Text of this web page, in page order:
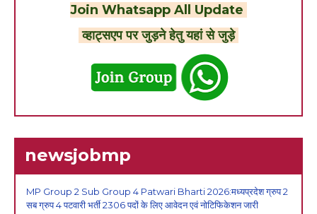
Join Whatsapp All Update
व्हाट्सएप पर जुड़ने हेतु यहां से जुड़े
newsjobmp
MP Group 2 Sub Group 4 Patwari Bharti 2026:मध्यप्रदेश ग्रुप 2
सब ग्रुप 4 पटवारी भर्ती 2306 पदों के लिए आवेदन एवं नोटिफिकेशन जारी